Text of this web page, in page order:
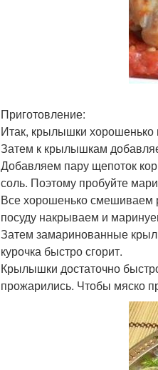
Приготовление:
Итак, крылышки
Затем к крылышкам
Добавляем пару щепоток
соль. Поэтому пробуйте
Все хорошенько смешиваем
посуду накрываем и
Затем замаринованные
курочка быстро сгорит.
Крылышки достаточно
прожарились. Чтобы мяско